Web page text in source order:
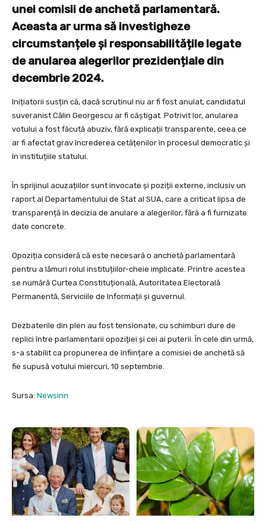
unei comisii de anchetă parlamentară.
Aceasta ar urma să investigheze
circumstanțele și responsabilitățile legate
de anularea alegerilor prezidențiale din
decembrie 2024.
Inițiatorii susțin că, dacă scrutinul nu ar fi fost anulat, candidatul
suveranist Călin Georgescu ar fi câștigat. Potrivit lor, anularea
votului a fost făcută abuziv, fără explicații transparente, ceea ce
ar fi afectat grav încrederea cetățenilor în procesul democratic și
în instituțiile statului.
În sprijinul acuzațiilor sunt invocate și poziții externe, inclusiv un
raport al Departamentului de Stat al SUA, care a criticat lipsa de
transparență în decizia de anulare a alegerilor, fără a fi furnizate
date concrete.
Opoziția consideră că este necesară o anchetă parlamentară
pentru a lămuri rolul instituțiilor-cheie implicate. Printre acestea
se numără Curtea Constituțională, Autoritatea Electorală
Permanentă, Serviciile de Informații și guvernul.
Dezbaterile din plen au fost tensionate, cu schimburi dure de
replici între parlamentarii opoziției și cei ai puterii. În cele din urmă,
s-a stabilit ca propunerea de înființare a comisiei de anchetă să
fie supusă votului miercuri, 10 septembrie.
Sursa: Newsinn